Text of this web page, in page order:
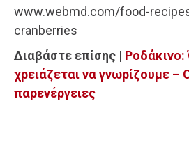
www.webmd.com/food-
cranberries
Διαβάστε επίσης |
χρειάζεται να γνωρίζουμε –
παρενέργειες